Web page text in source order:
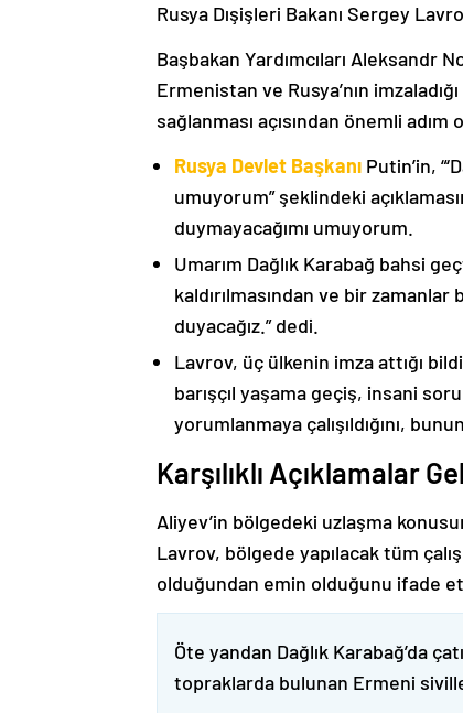
Rusya Dışişleri Bakanı Sergey
Başbakan Yardımcıları Aleksandr
Ermenistan ve Rusya’nın
sağlanması açısından önemli adım
Rusya Devlet Başkanı Putin’in,
umuyorum” şeklindeki
duymayacağımı umuyorum.
Umarım Dağlık Karabağ bahsi
kaldırılmasından ve bir
duyacağız.” dedi.
Lavrov, üç ülkenin imza attığı
barışçıl yaşama geçiş, insani
yorumlanmaya çalışıldığını,
Karşılıklı Açıklamalar
Aliyev’in bölgedeki uzlaşma
Lavrov, bölgede yapılacak tüm
olduğundan emin olduğunu ifade
Öte yandan Dağlık Karabağ’da
topraklarda bulunan Ermeni